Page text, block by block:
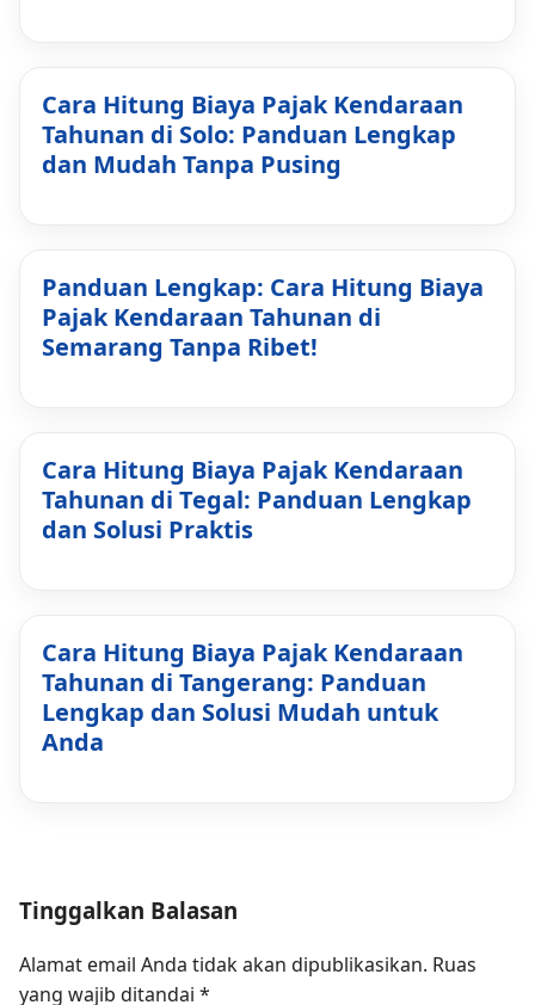
Cara Hitung Biaya Pajak Kendaraan
Tahunan di Solo: Panduan Lengkap
dan Mudah Tanpa Pusing
Panduan Lengkap: Cara Hitung Biaya
Pajak Kendaraan Tahunan di
Semarang Tanpa Ribet!
Cara Hitung Biaya Pajak Kendaraan
Tahunan di Tegal: Panduan Lengkap
dan Solusi Praktis
Cara Hitung Biaya Pajak Kendaraan
Tahunan di Tangerang: Panduan
Lengkap dan Solusi Mudah untuk
Anda
Tinggalkan Balasan
Alamat email Anda tidak akan dipublikasikan. Ruas
yang wajib ditandai *